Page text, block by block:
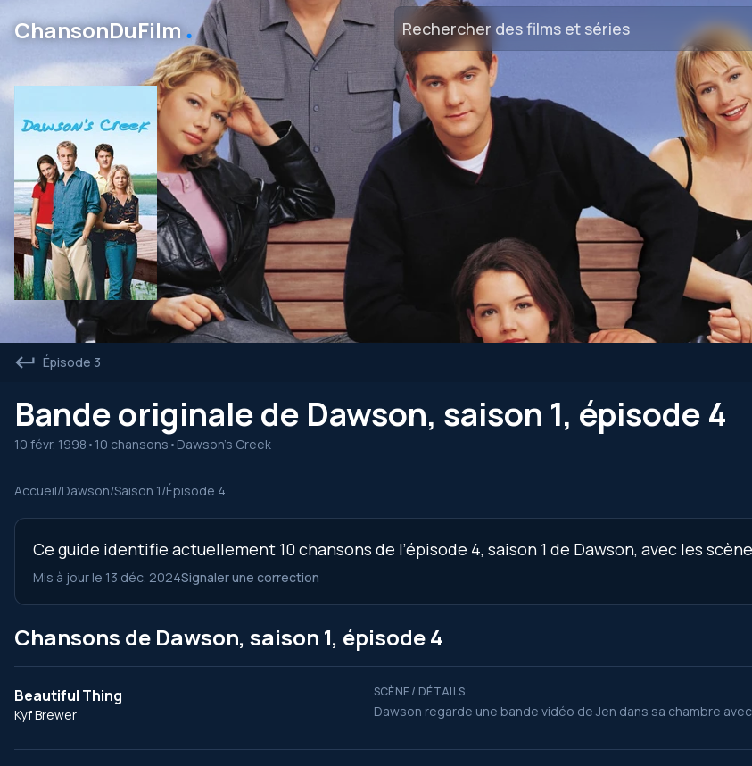
ChansonDuFilm․
Épisode 3
Bande originale de Dawson, saison 1, épisode 4
10 févr. 1998 • 10 chansons • Dawson's Creek
Accueil/Dawson/Saison 1/Épisode 4
Ce guide identifie actuellement 10 chansons de l’épisode 4, saison 1 de Dawson, avec les
Mis à jour le 13 déc. 2024Signaler une correction
Chansons de Dawson, saison 1, épisode 4
Beautiful Thing
Kyf Brewer
SCÈNE / DÉTAILS
Dawson regarde une bande vidéo de Jen dans sa chambre avec